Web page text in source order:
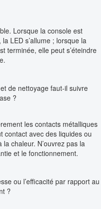
Lorsque la console est
LED s’allume ; lorsque la
terminée, elle peut s’éteindre
de nettoyage faut-il suivre
?
les contacts métalliques
contact avec des liquides ou
chaleur. N’ouvrez pas la
et le fonctionnement.
ou l’efficacité par rapport au
?